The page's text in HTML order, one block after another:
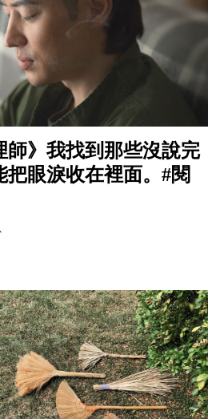
師》我找到那些沒說完
把眼淚收在裡面。#閱